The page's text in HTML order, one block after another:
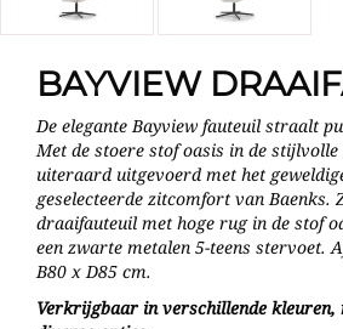
BAYVIEW
De elegante Bayview fauteuil straalt
Met de stoere stof oasis in de
uiteraard uitgevoerd met het
geselecteerde zitcomfort van Baenks.
draaifauteuil met hoge rug in de stof
een zwarte metalen 5-teens stervoet.
B80 x D85 cm.
Verkrijgbaar in verschillende kleuren,